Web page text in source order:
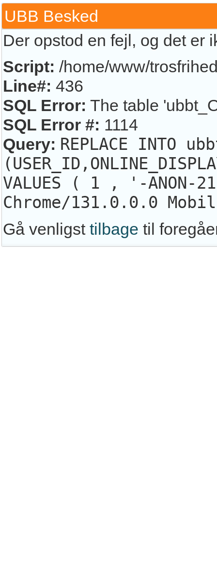
UBB Besked
Der opstod en fejl, og det
Script: /home/www/
Line#: 436
SQL Error: The table
SQL Error #: 1114
Query: REPLACE INTO
VALUES ( 1 , '-
Chrome/131.0.0.0
Gå venligst tilbage til